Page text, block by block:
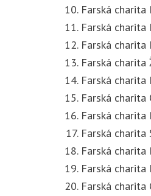
Farská
Farská
Farská
Farská charita
Farská
Farská charita
Farská charita
Farská charita
Farská charita
Farská charita
Farská charita